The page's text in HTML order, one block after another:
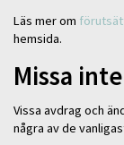
Läs mer om
hemsida.
Missa
Vissa avdrag och
några av de